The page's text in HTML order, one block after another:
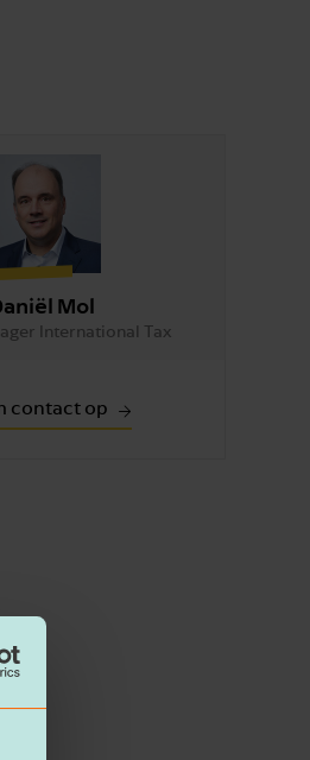
Mol
International Tax
contact op